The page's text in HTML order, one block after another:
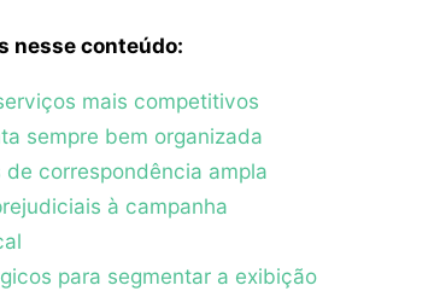
nesse conteúdo:
mais competitivos
sempre bem organizada
correspondência ampla
à campanha
para segmentar a exibição